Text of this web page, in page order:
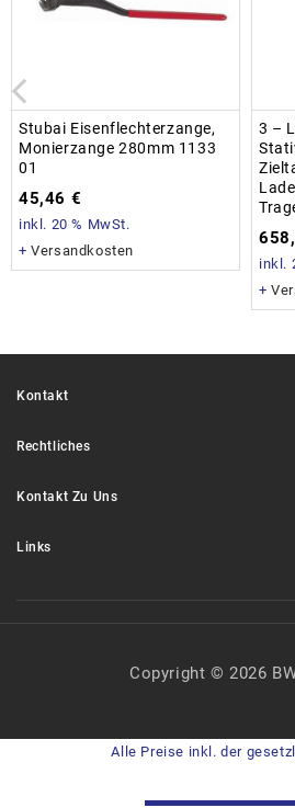
Stubai Eisenflechterzange,
Monierzange 280mm 1133
01
45,46 €
inkl. 20 % MwSt.
+Versandkosten
3 –
inkl.
+
Kontakt
Rechtliches
Kontakt Zu Uns
Links
Copyright © 2026
Alle Preise inkl. der